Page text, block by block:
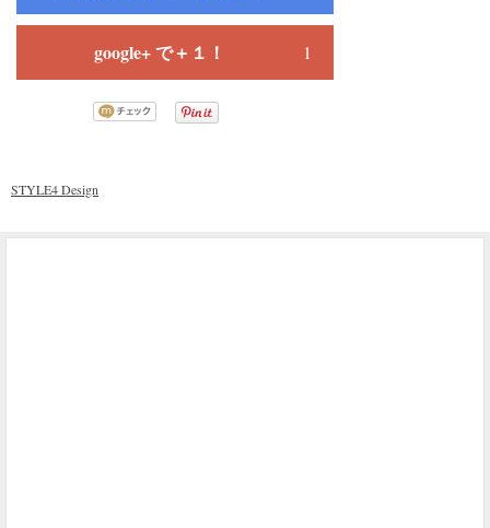
google+ で＋１！ 1
STYLE4 Design